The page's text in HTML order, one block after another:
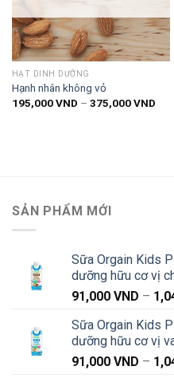
thích
HẠT DINH DƯỠNG
Hạnh nhân không vỏ
195,000VND – 375,000VND
SẢN PHẨM MỚI
Sữa Orgain Kids
dưỡng hữu cơ vị
91,000 VND –
Sữa Orgain Kids
dưỡng hữu cơ vị
91,000 VND –